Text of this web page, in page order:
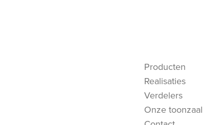
Producten
Realisaties
Verdelers
Onze toonzaal